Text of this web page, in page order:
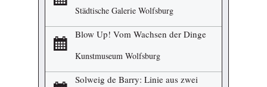
Städtische Galerie Wolfsburg
Blow Up! Vom Wachsen der Dinge
Kunstmuseum Wolfsburg
Solweig de Barry: Linie aus zwei